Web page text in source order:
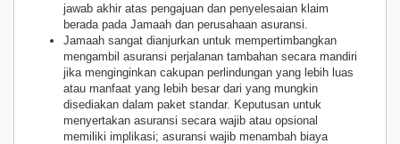
jawab akhir atas pengajuan dan penyelesaian klaim
berada pada Jamaah dan perusahaan asuransi.
Jamaah sangat dianjurkan untuk mempertimbangkan
mengambil asuransi perjalanan tambahan secara mandiri
jika menginginkan cakupan perlindungan yang lebih luas
atau manfaat yang lebih besar dari yang mungkin
disediakan dalam paket standar. Keputusan untuk
menyertakan asuransi secara wajib atau opsional
memiliki implikasi; asuransi wajib menambah biaya